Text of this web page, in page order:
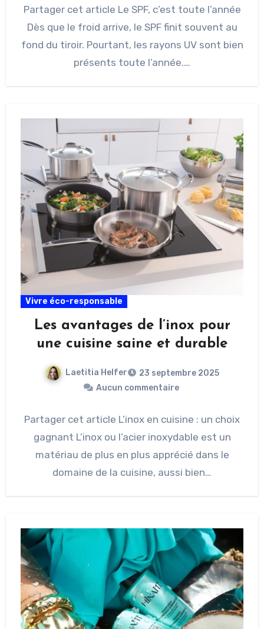
Partager cet article Le SPF, c’est toute l’année
Dès que le froid arrive, le SPF finit souvent au
fond du tiroir. Pourtant, les rayons UV sont bien
présents toute l’année.…
Vivre éco-responsable
Les avantages de l’inox pour
une cuisine saine et durable
Laetitia Helfer
23 septembre 2025
Aucun commentaire
Partager cet article L’inox en cuisine : un choix
gagnant L’inox ou l’acier inoxydable est un
matériau de plus en plus apprécié dans le
domaine de la cuisine, aussi bien…